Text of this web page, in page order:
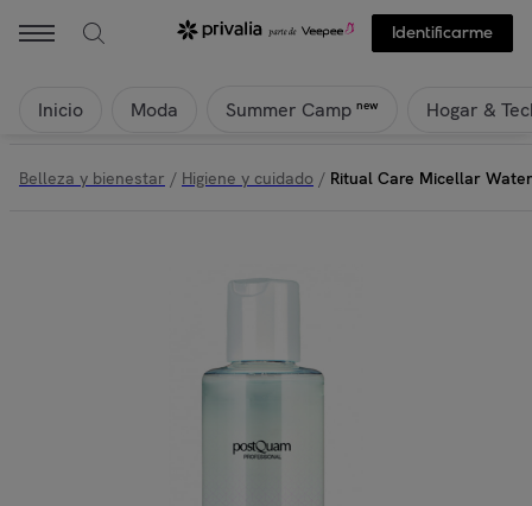
Identificarme
Inicio Moda Summer Camp new Hogar &
Belleza y bienestar / Higiene y cuidado / Ritual Care Micellar